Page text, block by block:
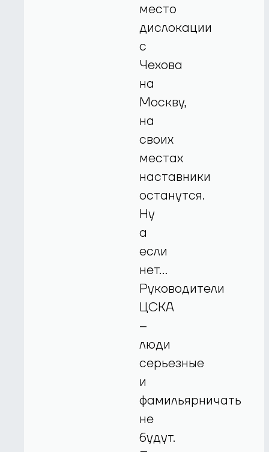
место
дислокации
с
Чехова
на
Москву,
на
своих
местах
наставники
останутся.
Ну
а
если
нет…
Руководители
ЦСКА
–
люди
серьезные
и
фамильярничать
не
будут.